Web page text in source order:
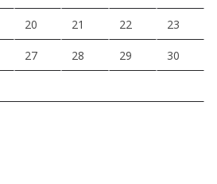
20 21 22 23
27 28 29 30